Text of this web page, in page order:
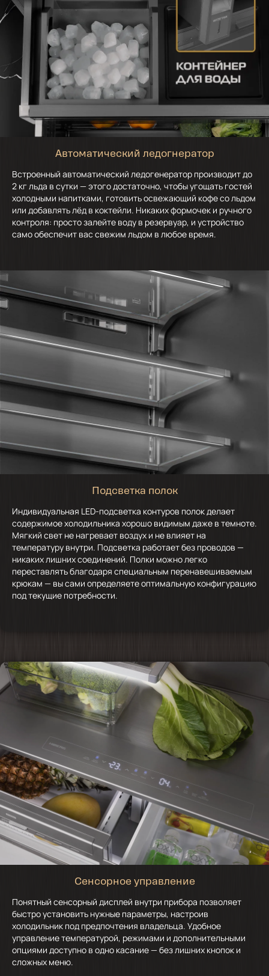
Автоматический ледогнератор
Встроенный автоматический ледогенератор производит до
2 кг льда в сутки — этого достаточно, чтобы угощать гостей
холодными напитками, готовить освежающий кофе со льдом
или добавлять лёд в коктейли. Никаких формочек и ручного
контроля: просто залейте воду в резервуар, и устройство
само обеспечит вас свежим льдом в любое время.
Подсветка полок
Индивидуальная LED-подсветка контуров полок делает
содержимое холодильника хорошо видимым даже в темноте.
Мягкий свет не нагревает воздух и не влияет на
температуру внутри. Подсветка работает без проводов —
никаких лишних соединений. Полки можно легко
переставлять благодаря специальным перенавешиваемым
крюкам — вы сами определяете оптимальную конфигурацию
под текущие потребности.
Сенсорное управление
Понятный сенсорный дисплей внутри прибора позволяет
быстро установить нужные параметры, настроив
холодильник под предпочтения владельца. Удобное
управление температурой, режимами и дополнительными
опциями доступно в одно касание — без лишних кнопок и
сложных меню.